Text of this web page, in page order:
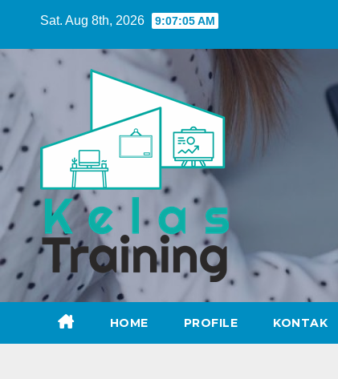
content
Sat. Aug 8th, 2026 9:07:06 AM
HOME PROFILE KONTAK